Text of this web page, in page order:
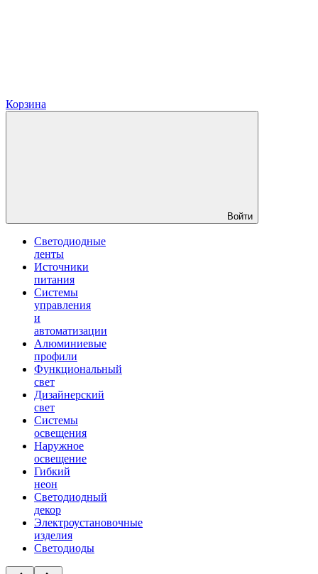
Корзина
Войти
Светодиодные
ленты
Источники
питания
Системы
управления
и
автоматизации
Алюминиевые
профили
Функциональный
свет
Дизайнерский
свет
Системы
освещения
Наружное
освещение
Гибкий
неон
Светодиодный
декор
Электроустановочные
изделия
Светодиоды